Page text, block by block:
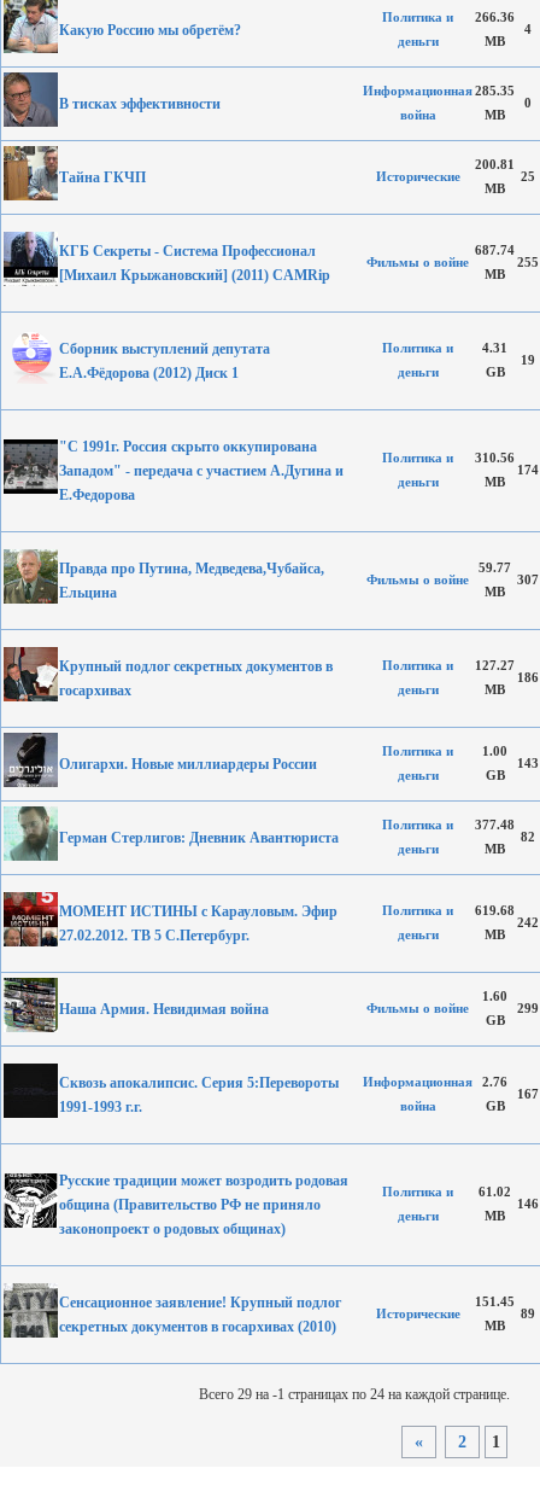
Какую Россию мы обретём?
Политика и
деньги
266.36
MB
4
В тиcках эффективности
Информационная
война
285.35
MB
0
Тайна ГКЧП Исторические
200.81
MB
25
КГБ Секреты - Система Профессионал
[Михаил Крыжановский] (2011) CAMRip
Фильмы о войне
687.74
MB
255
Сборник выступлений депутата
Е.А.Фёдорова (2012) Диск 1
Политика и
деньги
4.31
GB
19
"С 1991г. Россия скрыто оккупирована
Западом" - передача с участием А.Дугина и
Е.Федорова
Политика и
деньги
310.56
MB
174
Правда про Путина, Медведева,Чубайса,
Ельцина
Фильмы о войне
59.77
MB
307
Крупный подлог секретных документов в
госархивах
Политика и
деньги
127.27
MB
186
Олигархи. Новые миллиардеры России
Политика и
деньги
1.00
GB
143
Герман Стерлигов: Дневник Авантюриста
Политика и
деньги
377.48
MB
82
МОМЕНТ ИСТИНЫ с Карауловым. Эфир
27.02.2012. ТВ 5 С.Петербург.
Политика и
деньги
619.68
MB
242
Наша Армия. Невидимая война Фильмы о войне
1.60
GB
299
Сквозь апокалипсис. Серия 5:Перевороты
1991-1993 г.г.
Информационная
война
2.76
GB
167
Русские традиции может возродить родовая
община (Правительство РФ не приняло
законопроект о родовых общинах)
Политика и
деньги
61.02
MB
146
Сенсационное заявление! Крупный подлог
секретных документов в госархивах (2010)
Исторические
151.45
MB
89
Всего 29 на -1 страницах по 24 на каждой странице.
« 2 1